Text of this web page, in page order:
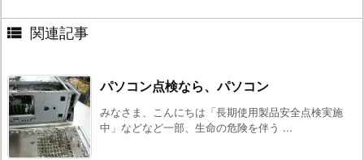
 関連記事
パソコン点検なら、パソコン
みなさま、こんにちは「長期使用製品安全点検実施
中」などなど一部、生命の危険を伴う ...